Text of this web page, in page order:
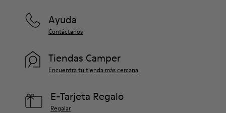
Ayuda
Contáctanos
Tiendas Camper
Encuentra tu tienda más cercana
E-Tarjeta Regalo
Regalar